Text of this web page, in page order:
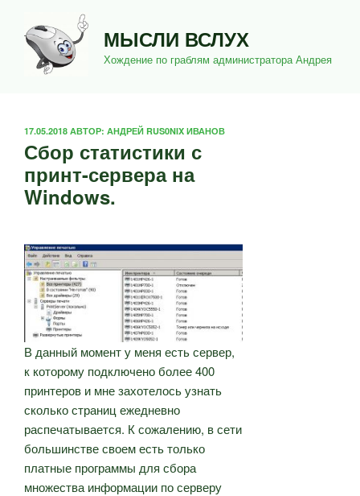
содержимому
МЫСЛИ ВСЛУХ
Хождение по граблям администратора Андрея
ОПУБЛИКОВАНО
17.05.2018 АВТОР: АНДРЕЙ RUS0NIX ИВАНОВ
Сбор статистики с
принт-сервера на
Windows.
В данный момент у меня есть сервер,
к которому подключено более 400
принтеров и мне захотелось узнать
сколько страниц ежедневно
распечатывается. К сожалению, в сети
большинстве своем есть только
платные программы для сбора
множества информации по серверу